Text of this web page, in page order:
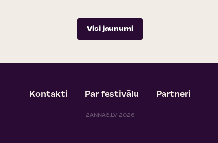
Visi jaunumi
Kontakti Par festivālu Partneri
2ANNAS.LV 2026